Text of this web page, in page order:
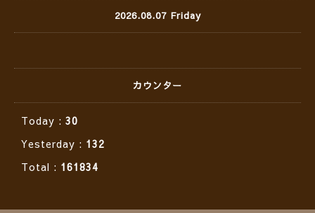
2026.08.07 Friday
カウンター
Today : 30
Yesterday : 132
Total : 161834